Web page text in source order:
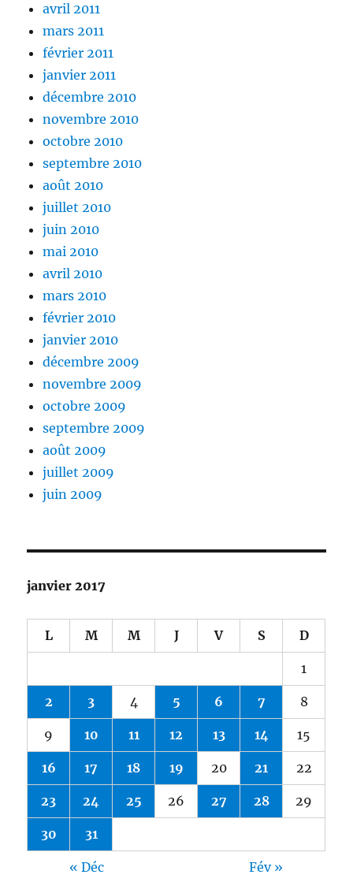
avril 2011
mars 2011
février 2011
janvier 2011
décembre 2010
novembre 2010
octobre 2010
septembre 2010
août 2010
juillet 2010
juin 2010
mai 2010
avril 2010
mars 2010
février 2010
janvier 2010
décembre 2009
novembre 2009
octobre 2009
septembre 2009
août 2009
juillet 2009
juin 2009
janvier 2017
L M M J V S D
1
2 3 4 5 6 7 8
9 10 11 12 13 14 15
16 17 18 19 20 21 22
23 24 25 26 27 28 29
30 31
« Déc Fév »